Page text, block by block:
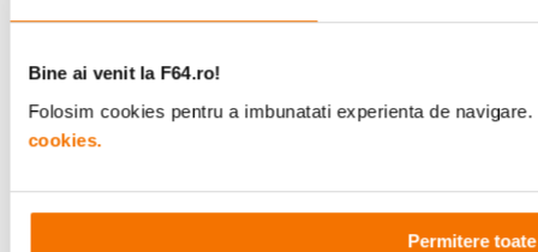
Bine ai venit la F64.ro!
Folosim cookies pentru a imbunatati experienta de
cookies.
Permitere toate
Alatura-te comunitatii creatorilor
Descopera inspiratie, recomandari utile,
ghiduri foto-video si oferte pregatite special